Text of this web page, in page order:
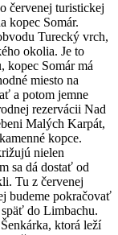
červenej turistickej
kopec Somár.
Turecký vrch,
okolia. Je to
kopec Somár má
miesto na
a potom jemne
rezervácii Nad
Malých Karpát,
kopce.
nielen
sa dá dostať od
Tu z červenej
budeme pokračovať
do Limbachu.
ktorá leží